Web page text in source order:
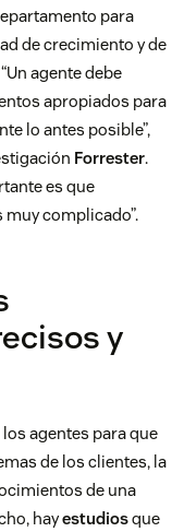
para
de crecimiento y de
agente debe
apropiados para
lo antes posible”,
Forrester.
es que
complicado”.
y
agentes para que
de los clientes, la
de una
hayestudiosque